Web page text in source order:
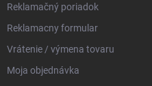
Reklamačný poriadok
Reklamacny formular
Vrátenie / výmena tovaru
Moja objednávka